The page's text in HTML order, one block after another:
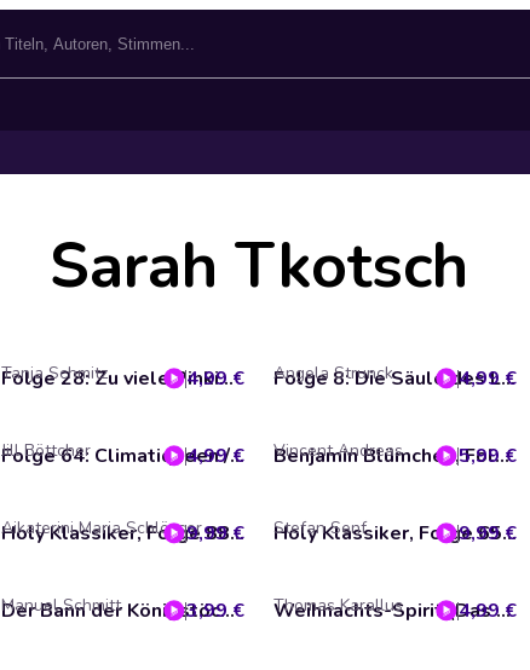
Sarah Tkotsch
Folge 28: Zu viele Pinkie Pies/ Besuch aus Mähnhattan (Das Original-Hörspiel zur TV-Serie)
Tanja Schmitz 4,99 € Folge 8: Die Säule des Lichts / Die Sonnenfinsternis (Das Original-Hörspiel zur TV-Serie)
Angela Strunck 4,99 €
Folge 64: Climatiqueen / Enthüllungen (Das Original-Hörspiel zur TV-Serie)
Jill Böttcher 4,99 € Benjamin Blümchen, Folge 167: Der Meisterdetektiv
Vincent Andreas 5,99 €
Holy Klassiker, Folge 88: Rübezahl
Aikaterini Maria Schlösser9,99 € Holy Klassiker, Folge 65: Der Kurier des Zaren
Stefan Senf 9,99 €
Der Bann der Königstöchter (Die neuen Abenteuer von Yoyo und Doc Croc)
Manuel Schmitt 3,99 € Weihnachts-Spirit (Das Original-Hörspiel zur TV-Serie)
Thomas Karallus 4,99 €